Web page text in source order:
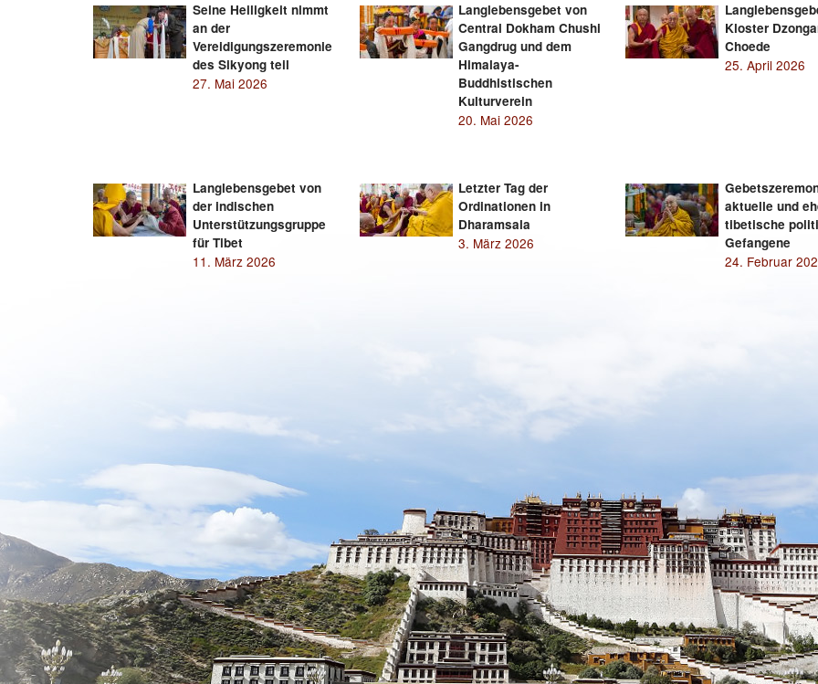
Seine Heiligkeit nimmt
an der
Vereidigungszeremonie
des Sikyong teil
27. Mai 2026
Langlebensgebet von
Central Dokham Chushi
Gangdrug und dem
Himalaya-
Buddhistischen
Kulturverein
20. Mai 2026
Kloster
Choede
25. April 2026
Langlebensgebet von
der indischen
Unterstützungsgruppe
für Tibet
11. März 2026
Letzter Tag der
Ordinationen in
Dharamsala
3. März 2026
aktuelle und
tibetische
Gefangene
24. Februar